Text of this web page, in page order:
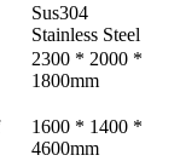
Sus304
Stainless Steel
2300 * 2000 *
1800mm
1600 * 1400 *
4600mm